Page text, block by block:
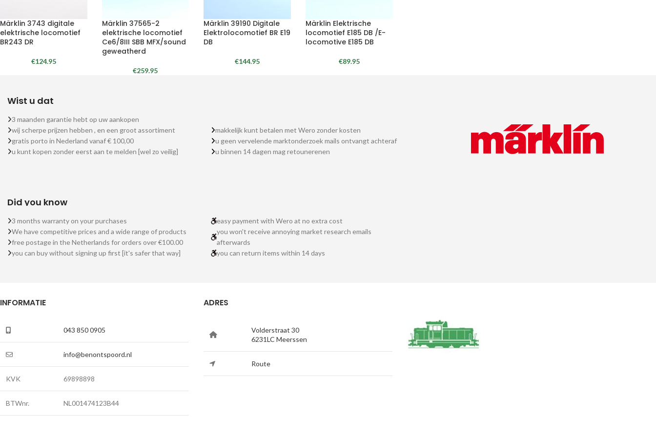
Märklin 3743 digitale
elektrische locomotief
BR243 DR
€124.95
Märklin 37565-2
elektrische locomotief
Ce6/8III SBB MFX/sound
geweatherd
€259.95
Märklin 39190 Digitale
Elektrolocomotief BR E19
DB
€144.95
Märklin Elektrische
locomotief E185 DB /E-
locomotive E185 DB
€89.95
Wist u dat
3 maanden garantie hebt op uw aankopen
wij scherpe prijzen hebben , en een groot assortiment
gratis porto in Nederland vanaf € 100,00
u kunt kopen zonder eerst aan te melden [wel zo veilig]
makkelijk kunt betalen met Wero zonder kosten
u geen vervelende marktonderzoek mails ontvangt achteraf
u binnen 14 dagen mag retounerenen
Did you know
3 months warranty on your purchases
We have competitive prices and a wide range of products
free postage in the Netherlands for orders over €100.00
you can buy without signing up first [it's safer that way]
easy payment with Wero at no extra cost
you won't receive annoying market research emails
afterwards
you can return items within 14 days
INFORMATIE
043 850 0905
info@benontspoord.nl
KVK 69898898
BTWnr. NL001474123B44
ADRES
Volderstraat 30
6231LC Meerssen
Route